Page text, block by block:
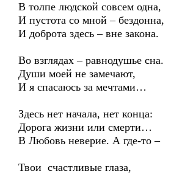
В толпе людской совсем одна,
И пустота со мной – бездонна,
И доброта здесь – вне закона.
Во взглядах – равнодушье сна.
Души моей не замечают,
И я спасаюсь за мечтами…
Здесь нет начала, нет конца:
Дорога жизни или смерти…
В Любовь неверие. А где-то –
Твои счастливые глаза,